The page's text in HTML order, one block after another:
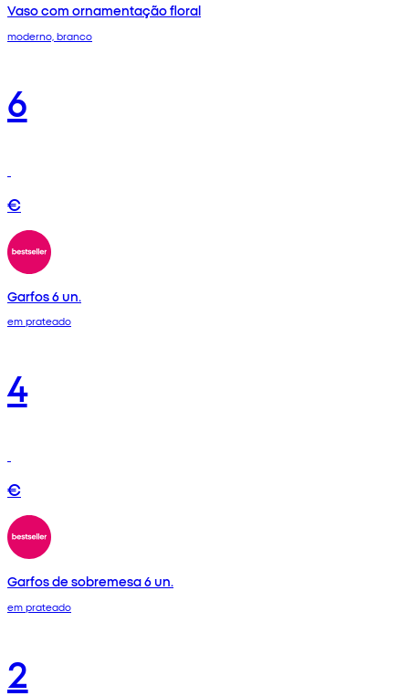
Vaso com ornamentação floral
moderno, branco
6
€
Garfos 6 un.
em prateado
4
€
Garfos de sobremesa 6 un.
em prateado
2